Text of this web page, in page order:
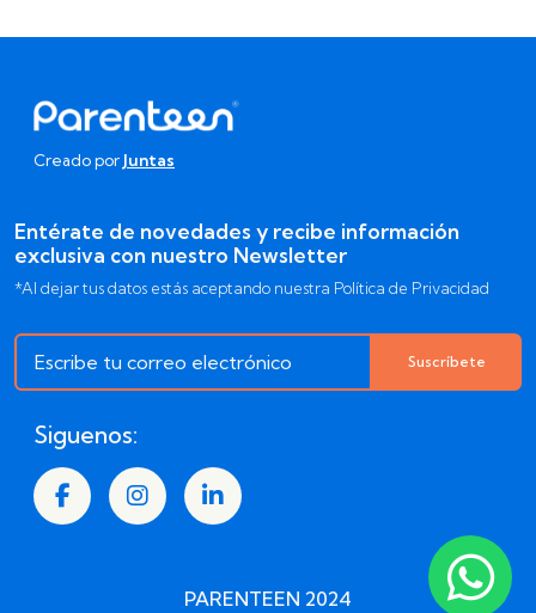
Creado por Juntas
Entérate de novedades y recibe información
exclusiva con nuestro Newsletter
*Al dejar tus datos estás aceptando nuestra Política de Privacidad
Suscríbete
PARENTEEN 2024
Siguenos: